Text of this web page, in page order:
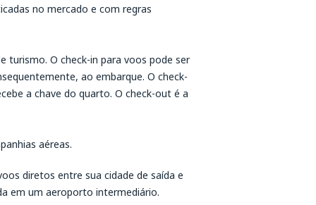
no mercado e com regras
turismo. O check-in para voos pode ser
ao embarque. O check-
a chave do quarto. O check-out é a
aéreas.
diretos entre sua cidade de saída e
em um aeroporto intermediário.